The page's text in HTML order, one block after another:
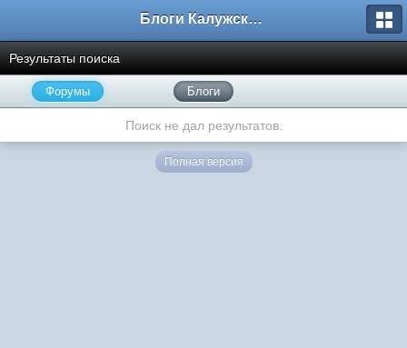
Блоги Калужского перекрестка
Результаты поиска
Форумы Блоги
Поиск не дал результатов.
Полная версия